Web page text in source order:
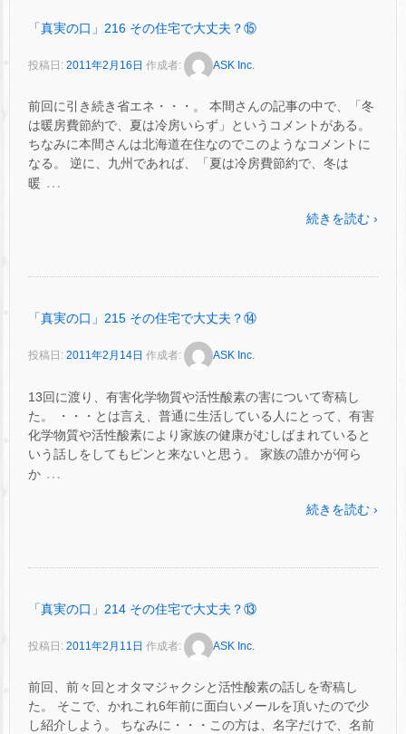
「真実の口」216 その住宅で大丈夫？⑮
投稿日: 2011年2月16日 作成者: ASK Inc.
前回に引き続き省エネ・・・。 本間さんの記事の中で、「冬
は暖房費節約で、夏は冷房いらず」というコメントがある。
ちなみに本間さんは北海道在住なのでこのようなコメントに
なる。 逆に、九州であれば、「夏は冷房費節約で、冬は
暖 …
続きを読む ›
「真実の口」215 その住宅で大丈夫？⑭
投稿日: 2011年2月14日 作成者: ASK Inc.
13回に渡り、有害化学物質や活性酸素の害について寄稿し
た。 ・・・とは言え、普通に生活している人にとって、有害
化学物質や活性酸素により家族の健康がむしばまれていると
いう話しをしてもピンと来ないと思う。 家族の誰かが何ら
か …
続きを読む ›
「真実の口」214 その住宅で大丈夫？⑬
投稿日: 2011年2月11日 作成者: ASK Inc.
前回、前々回とオタマジャクシと活性酸素の話しを寄稿し
た。 そこで、かれこれ6年前に面白いメールを頂いたので少
し紹介しよう。 ちなみに・・・この方は、名字だけで、名前